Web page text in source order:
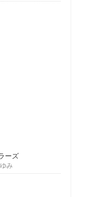
ーズ
み